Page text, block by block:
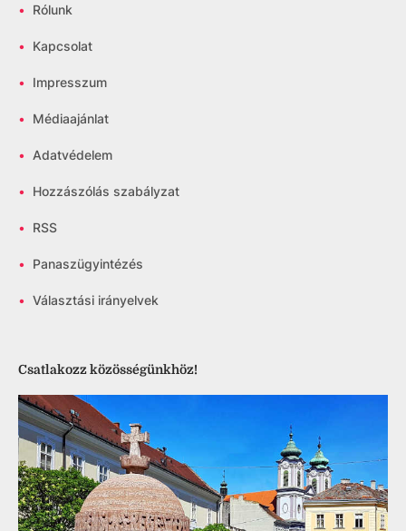
• Rólunk
• Kapcsolat
• Impresszum
• Médiaajánlat
• Adatvédelem
• Hozzászólás szabályzat
• RSS
• Panaszügyintézés
• Választási irányelvek
Csatlakozz közösségünkhöz!